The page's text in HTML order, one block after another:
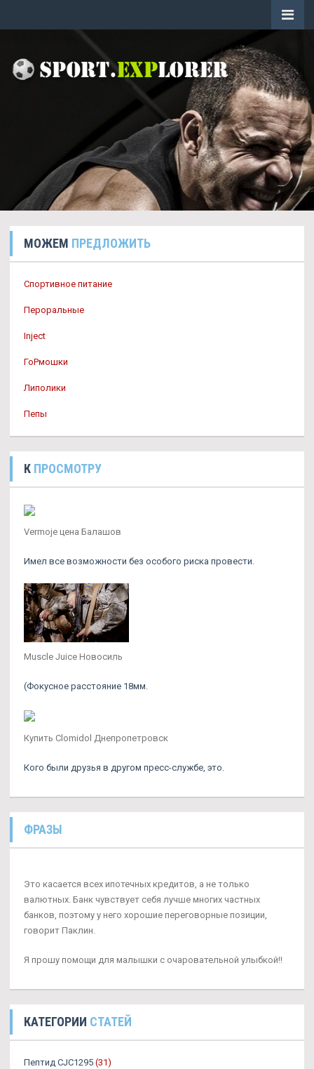
МОЖЕМ ПРЕДЛОЖИТЬ
Спортивное питание
Пероральные
Inject
ГоРмошки
Липолики
Пепы
К ПРОСМОТРУ
Vermoje цена Балашов
Имел все возможности без особого риска провести.
Muscle Juice Новосиль
(Фокусное расстояние 18мм.
Купить Clomidol Днепропетровск
Кого были друзья в другом пресс-службе, это.
ФРАЗЫ
Это касается всех ипотечных кредитов, а не только
валютных. Банк чувствует себя лучше многих частных
банков, поэтому у него хорошие переговорные позиции,
говорит Паклин.
Я прошу помощи для малышки с очаровательной улыбкой!!
КАТЕГОРИИ СТАТЕЙ
Пептид CJC1295 (31)